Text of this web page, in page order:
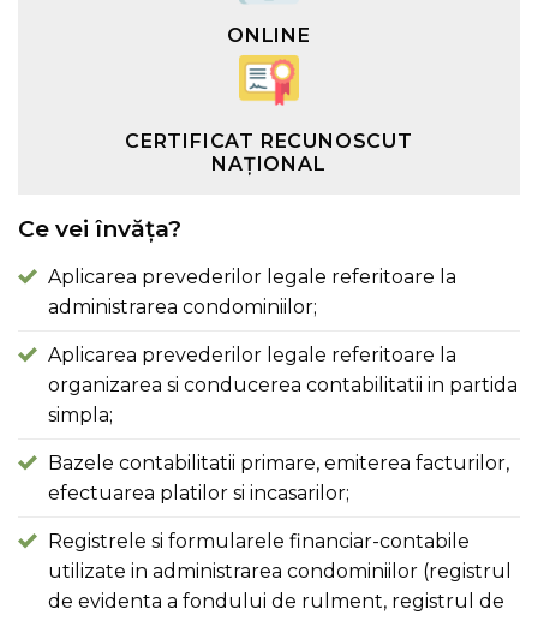
ONLINE
CERTIFICAT RECUNOSCUT
NAȚIONAL
Ce vei învăța?
Aplicarea prevederilor legale referitoare la
administrarea condominiilor;
Aplicarea prevederilor legale referitoare la
organizarea si conducerea contabilitatii in partida
simpla;
Bazele contabilitatii primare, emiterea facturilor,
efectuarea platilor si incasarilor;
Registrele si formularele financiar-contabile
utilizate in administrarea condominiilor (registrul
de evidenta a fondului de rulment, registrul de